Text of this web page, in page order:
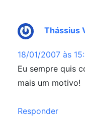
Thássius
18/01/2007 às
Eu sempre quis
mais um motivo!
Responder